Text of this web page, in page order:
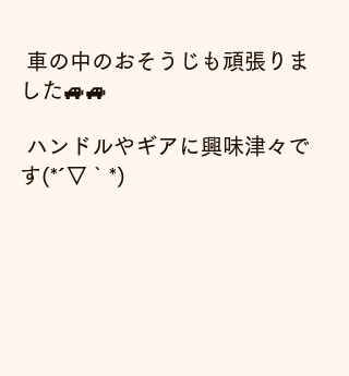
車の中のおそうじも頑張りま
した🚙🚙
ハンドルやギアに興味津々で
す(*´▽｀*)